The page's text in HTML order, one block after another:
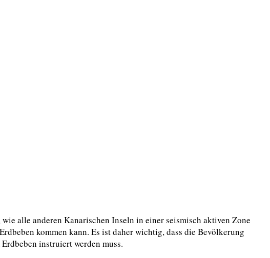
alle anderen Kanarischen Inseln in einer seismisch aktiven Zone
kommen kann. Es ist daher wichtig, dass die Bevölkerung
instruiert werden muss.